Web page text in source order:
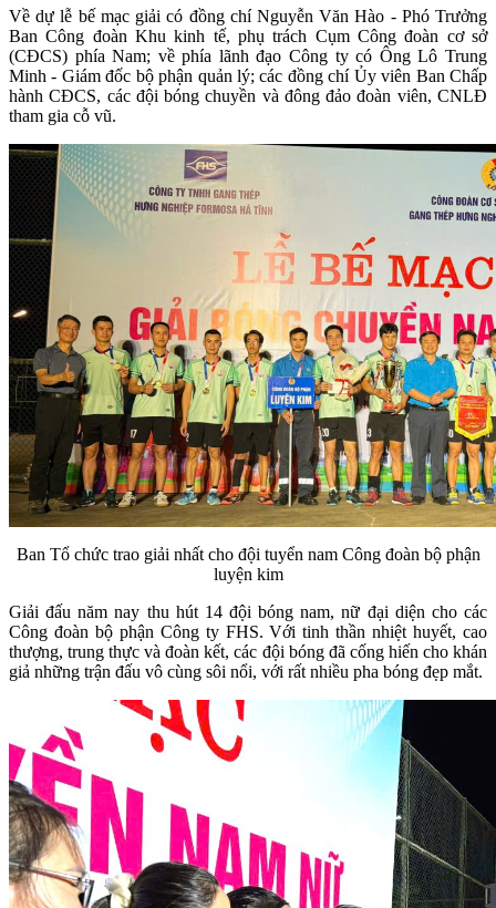
Về dự lễ bế mạc giải có đồng chí Nguyễn Văn Hào - Phó Trưởng
Ban Công đoàn Khu kinh tế, phụ trách Cụm Công đoàn cơ sở
(CĐCS) phía Nam; về phía lãnh đạo Công ty có Ông Lô Trung
Minh - Giám đốc bộ phận quản lý; các đồng chí Ủy viên Ban Chấp
hành CĐCS, các đội bóng chuyền và đông đảo đoàn viên, CNLĐ
tham gia cỗ vũ.
Ban Tổ chức trao giải nhất cho đội tuyển nam Công đoàn bộ phận
luyện kim
Giải đấu năm nay thu hút 14 đội bóng nam, nữ đại diện cho các
Công đoàn bộ phận Công ty FHS. Với tinh thần nhiệt huyết, cao
thượng, trung thực và đoàn kết, các đội bóng đã cống hiến cho khán
giả những trận đấu vô cùng sôi nổi, với rất nhiều pha bóng đẹp mắt.